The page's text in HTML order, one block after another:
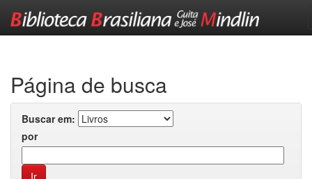
Página de busca
Buscar em:
por